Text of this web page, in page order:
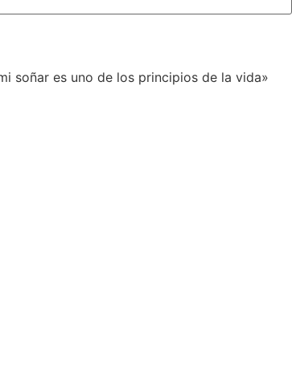
soñar es uno de los principios de la vida»